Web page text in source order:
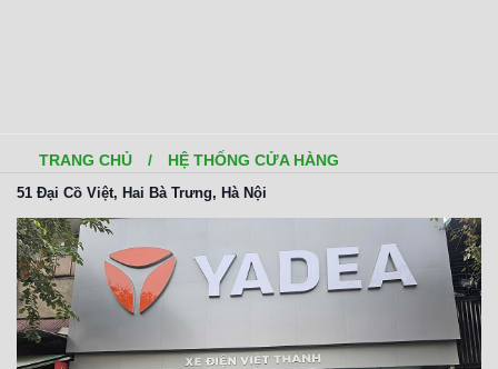
TRANG CHỦ / HỆ THỐNG CỬA HÀNG
51 Đại Cồ Việt, Hai Bà Trưng, Hà Nội